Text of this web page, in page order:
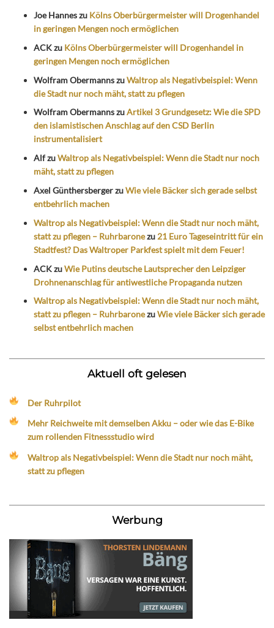
Joe Hanneszu Kölns Oberbürgermeister will Drogenhandel
in geringen Mengen noch ermöglichen
ACKzu Kölns Oberbürgermeister will Drogenhandel in
geringen Mengen noch ermöglichen
Wolfram ObermannszuWaltrop als Negativbeispiel: Wenn
die Stadt nur noch mäht, statt zu pflegen
Wolfram ObermannszuArtikel 3 Grundgesetz: Wie die SPD
den islamistischen Anschlag auf den CSD Berlin
instrumentalisiert
AlfzuWaltrop als Negativbeispiel: Wenn die Stadt nur noch
mäht, statt zu pflegen
Axel GünthersbergerzuWie viele Bäcker sich gerade selbst
entbehrlich machen
Waltrop als Negativbeispiel: Wenn die Stadt nur noch mäht,
statt zu pflegen – Ruhrbaronezu 21 Euro Tageseintritt für ein
Stadtfest? Das Waltroper Parkfest spielt mit dem Feuer!
ACKzuWie Putins deutsche Lautsprecher den Leipziger
Drohnenanschlag für antiwestliche Propaganda nutzen
Waltrop als Negativbeispiel: Wenn die Stadt nur noch mäht,
statt zu pflegen – RuhrbaronezuWie viele Bäcker sich gerade
selbst entbehrlich machen
Aktuell oft gelesen
Der Ruhrpilot
Mehr Reichweite mit demselben Akku – oder wie das E-Bike
zum rollenden Fitnessstudio wird
Waltrop als Negativbeispiel: Wenn die Stadt nur noch mäht,
statt zu pflegen
Werbung